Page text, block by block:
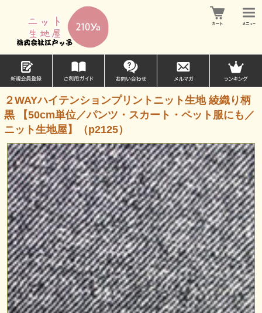
２WAYハイテンションプリントニット生地 綾織り柄
黒 【50cm単位／パンツ・スカート・ペット服にも／
ニット生地屋】（p2125）